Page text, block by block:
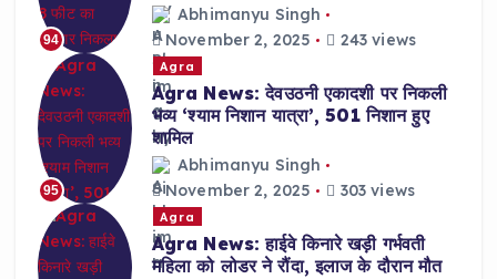
94
Abhimanyu Singh
November 2, 2025
243 views
95
Agra
Agra News: देवउठनी एकादशी पर निकली
भव्य ‘श्याम निशान यात्रा’, 501 निशान हुए
शामिल
Abhimanyu Singh
November 2, 2025
303 views
Agra
Agra News: हाईवे किनारे खड़ी गर्भवती
महिला को लोडर ने रौंदा, इलाज के दौरान मौत